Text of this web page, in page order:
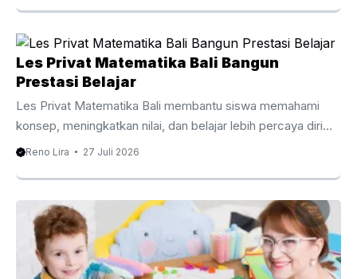
Matematika menjadi mata pelajaran yang membutuhkan
pemahaman konsep secara bertahap agar siswa mampu
mengikuti materi dengan baik. Oleh karena itu, Les Privat
Matematika Badung membantu siswa memahami setiap
topik melalui pembelajaran yang lebih terarah, personal, dan
mudah dipahami sesuai kemampuan masing masing.
Berbeda dengan pembelajaran di kelas yang harus
menyesuaikan banyak siswa, les ...
Les Privat Matematika Bali Bangun
Prestasi Belajar
Les Privat Matematika Bali membantu siswa memahami
konsep, meningkatkan nilai, dan belajar lebih percaya diri
bersama tutor berpengalaman. Les Privat Matematika Bali
satu mata pelajaran yang membutuhkan pemahaman
konsep secara bertahap. Oleh karena itu, Les Privat
Matematika Bali membantu siswa mempelajari setiap
materi dengan pendekatan yang lebih terarah dan mudah
dipahami. Pembelajaran yang disesuaikan dengan
Reno Lira 27 Juli 2026